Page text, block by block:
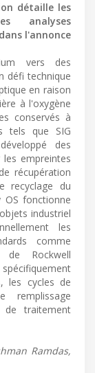
détaille les
analyses
l'annonce
vers des
défi technique
en raison
à l'oxygène
conservés à
tels que SIG
des
empreintes
récupération
recyclage du
OS fonctionne
industriel
les
comme
de Rockwell
les cycles de
remplissage
de traitement
Ramdas,